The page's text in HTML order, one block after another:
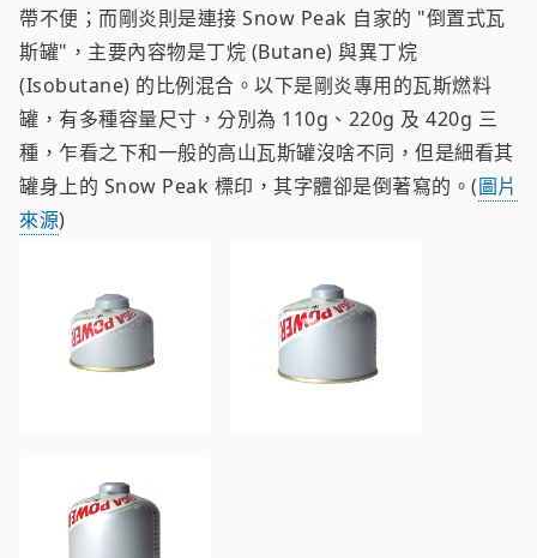
帶不便；而剛炎則是連接 Snow Peak 自家的 "倒置式瓦
斯罐"，主要內容物是丁烷 (Butane) 與異丁烷
(Isobutane) 的比例混合。以下是剛炎專用的瓦斯燃料
罐，有多種容量尺寸，分別為 110g、220g 及 420g 三
種，乍看之下和一般的高山瓦斯罐沒啥不同，但是細看其
罐身上的 Snow Peak 標印，其字體卻是倒著寫的。(圖片
來源)